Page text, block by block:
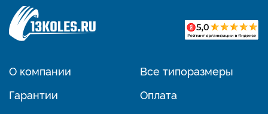
О компании
Гарантии
Все типоразмеры
Оплата